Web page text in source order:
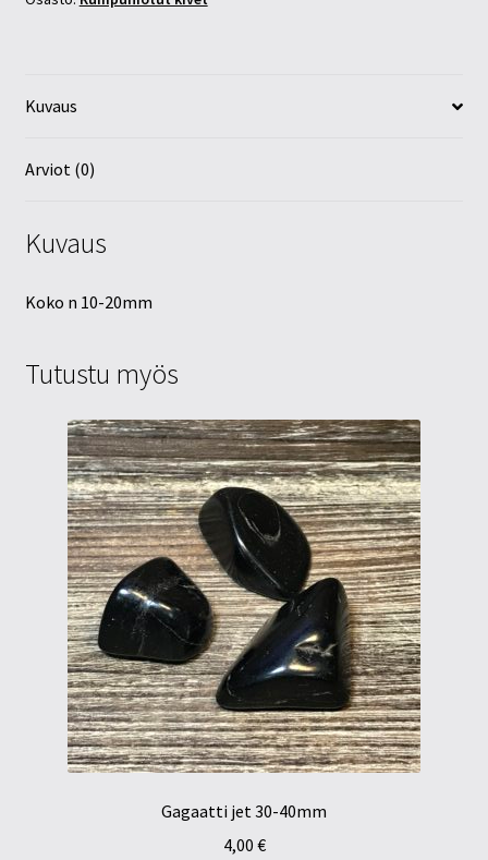
Kuvaus
Arviot (0)
Kuvaus
Koko n 10-20mm
Tutustu myös
Gagaatti jet 30-40mm
4,00 €